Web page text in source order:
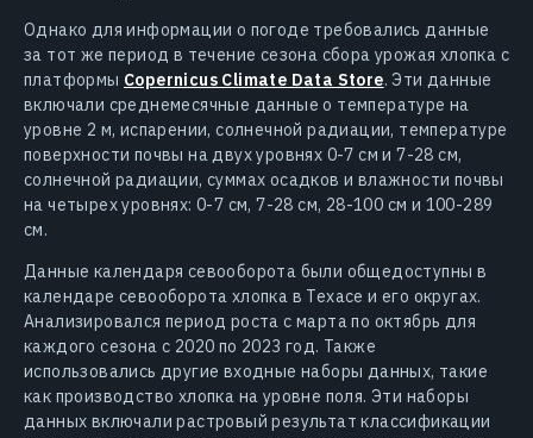
Однако для информации о погоде требовались данные
за тот же период в течение сезона сбора урожая хлопка с
платформы Copernicus Climate Data Store. Эти данные
включали среднемесячные данные о температуре на
уровне 2 м, испарении, солнечной радиации, температуре
поверхности почвы на двух уровнях 0-7 см и 7-28 см,
солнечной радиации, суммах осадков и влажности почвы
на четырех уровнях: 0-7 см, 7-28 см, 28-100 см и 100-289
см.
Данные календаря севооборота были общедоступны в
календаре севооборота хлопка в Техасе и его округах.
Анализировался период роста с марта по октябрь для
каждого сезона с 2020 по 2023 год. Также
использовались другие входные наборы данных, такие
как производство хлопка на уровне поля. Эти наборы
данных включали растровый результат классификации